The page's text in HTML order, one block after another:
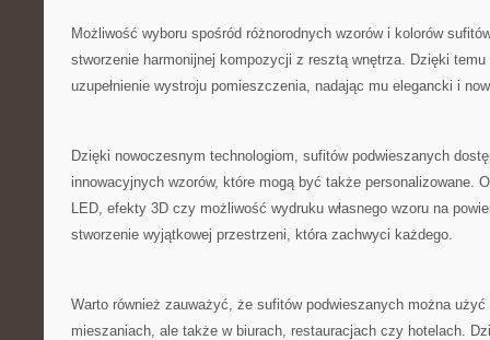
Możliwość⁤ wyboru spośród różnorodnych‌ wzorów i kolorów
stworzenie harmonijnej ‍kompozycji z resztą wnętrza. Dzięki temu
uzupełnienie wystroju pomieszczenia, nadając mu elegancki⁣ i
Dzięki ​nowoczesnym technologiom, sufitów podwieszanych
⁤innowacyjnych ​wzorów, które mogą być także personalizowane.
LED, efekty‌ 3D czy ⁢możliwość wydruku własnego wzoru na
‌stworzenie ‌wyjątkowej przestrzeni,⁣ która zachwyci każdego.
Warto​ również​ zauważyć, że sufitów podwieszanych ‌można
mieszaniach, ⁢ale także w biurach, restauracjach czy hotelach.